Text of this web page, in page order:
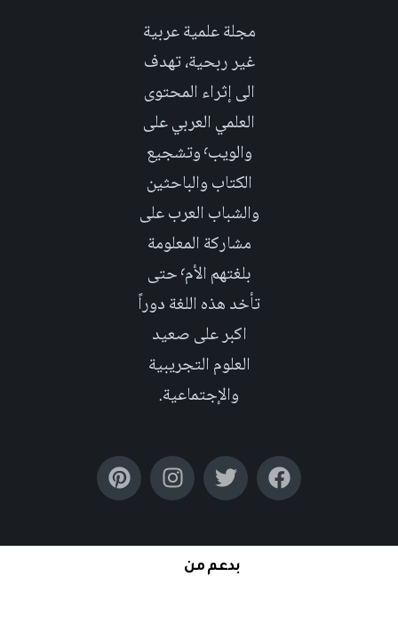
مجلة علمية عربية
غير ربحية، تهدف
الى إثراء المحتوى
العلمي العربي على
والويب٬ وتشجيع
الكتاب والباحثين
والشباب العرب على
مشاركة المعلومة
بلغتهم الأم٬ حتى
تأخد هذه اللغة دوراً
اكبر على صعيد
العلوم التجريبية
والإجتماعية.
بدعم من